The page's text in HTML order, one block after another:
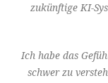
zukünftige KI-
Ich habe das
schwer zu